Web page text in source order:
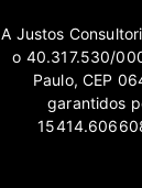
A Justos
o 40.317.530/
Paulo, CEP
garantidos